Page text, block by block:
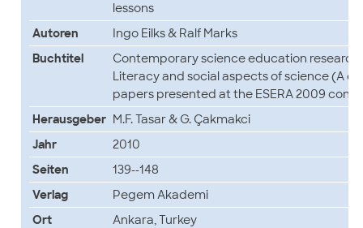
lessons
Autoren
Ingo Eilks & Ralf Marks
Buchtitel
Contemporary science education
Literacy and social aspects of science (A
papers presented at the ESERA 2009
Herausgeber M.F. Tasar & G. Çakmakci
Jahr
2010
Seiten
139--148
Verlag
Pegem Akademi
Ort
Ankara, Turkey